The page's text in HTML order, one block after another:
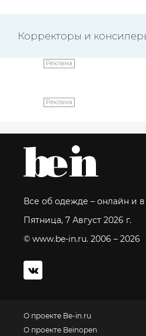
Корректоры и
Реклама
Реклама
Все об одежде – онлайн и в
Пятница, 7 Август 2026 г.
© www.be-in.ru. 2006 – 2026
О проекте Be-in.ru
О проекте Beinopen